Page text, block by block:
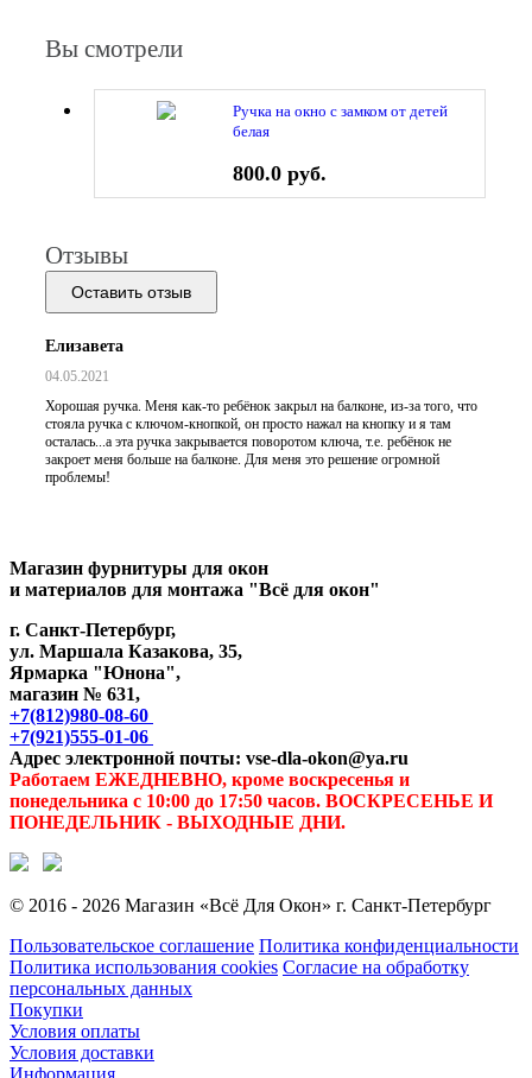
Вы смотрели
Ручка на окно с замком от детей
белая
800.0 руб.
Отзывы
Оставить отзыв
Елизавета
04.05.2021
Хорошая ручка. Меня как-то ребёнок закрыл на балконе, из-за того, что
стояла ручка с ключом-кнопкой, он просто нажал на кнопку и я там
осталась...а эта ручка закрывается поворотом ключа, т.е. ребёнок не
закроет меня больше на балконе. Для меня это решение огромной
проблемы!
Магазин фурнитуры для окон
и материалов для монтажа "Всё для окон"
г. Санкт-Петербург,
ул. Маршала Казакова, 35,
Ярмарка "Юнона",
магазин № 631,
+7(812)980-08-60
+7(921)555-01-06
Адрес электронной почты: vse-dla-okon@ya.ru
Работаем ЕЖЕДНЕВНО, кроме воскресенья и
понедельника с 10:00 до 17:50 часов. ВОСКРЕСЕНЬЕ И
ПОНЕДЕЛЬНИК - ВЫХОДНЫЕ ДНИ.
© 2016 - 2026 Магазин «Всё Для Окон» г. Санкт-Петербург
Пользовательское соглашение Политика конфиденциальности
Политика использования cookies Согласие на обработку
персональных данных
Покупки
Условия оплаты
Условия доставки